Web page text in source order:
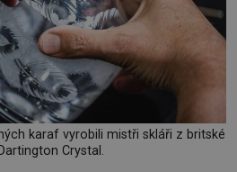
karaf vyrobili mistři skláři z britské
Crystal.